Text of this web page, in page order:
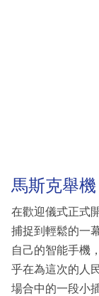
馬斯克舉
在歡迎儀式正式
捕捉到輕鬆的一
自己的智能手機
乎在為這次的人
場合中的一段小